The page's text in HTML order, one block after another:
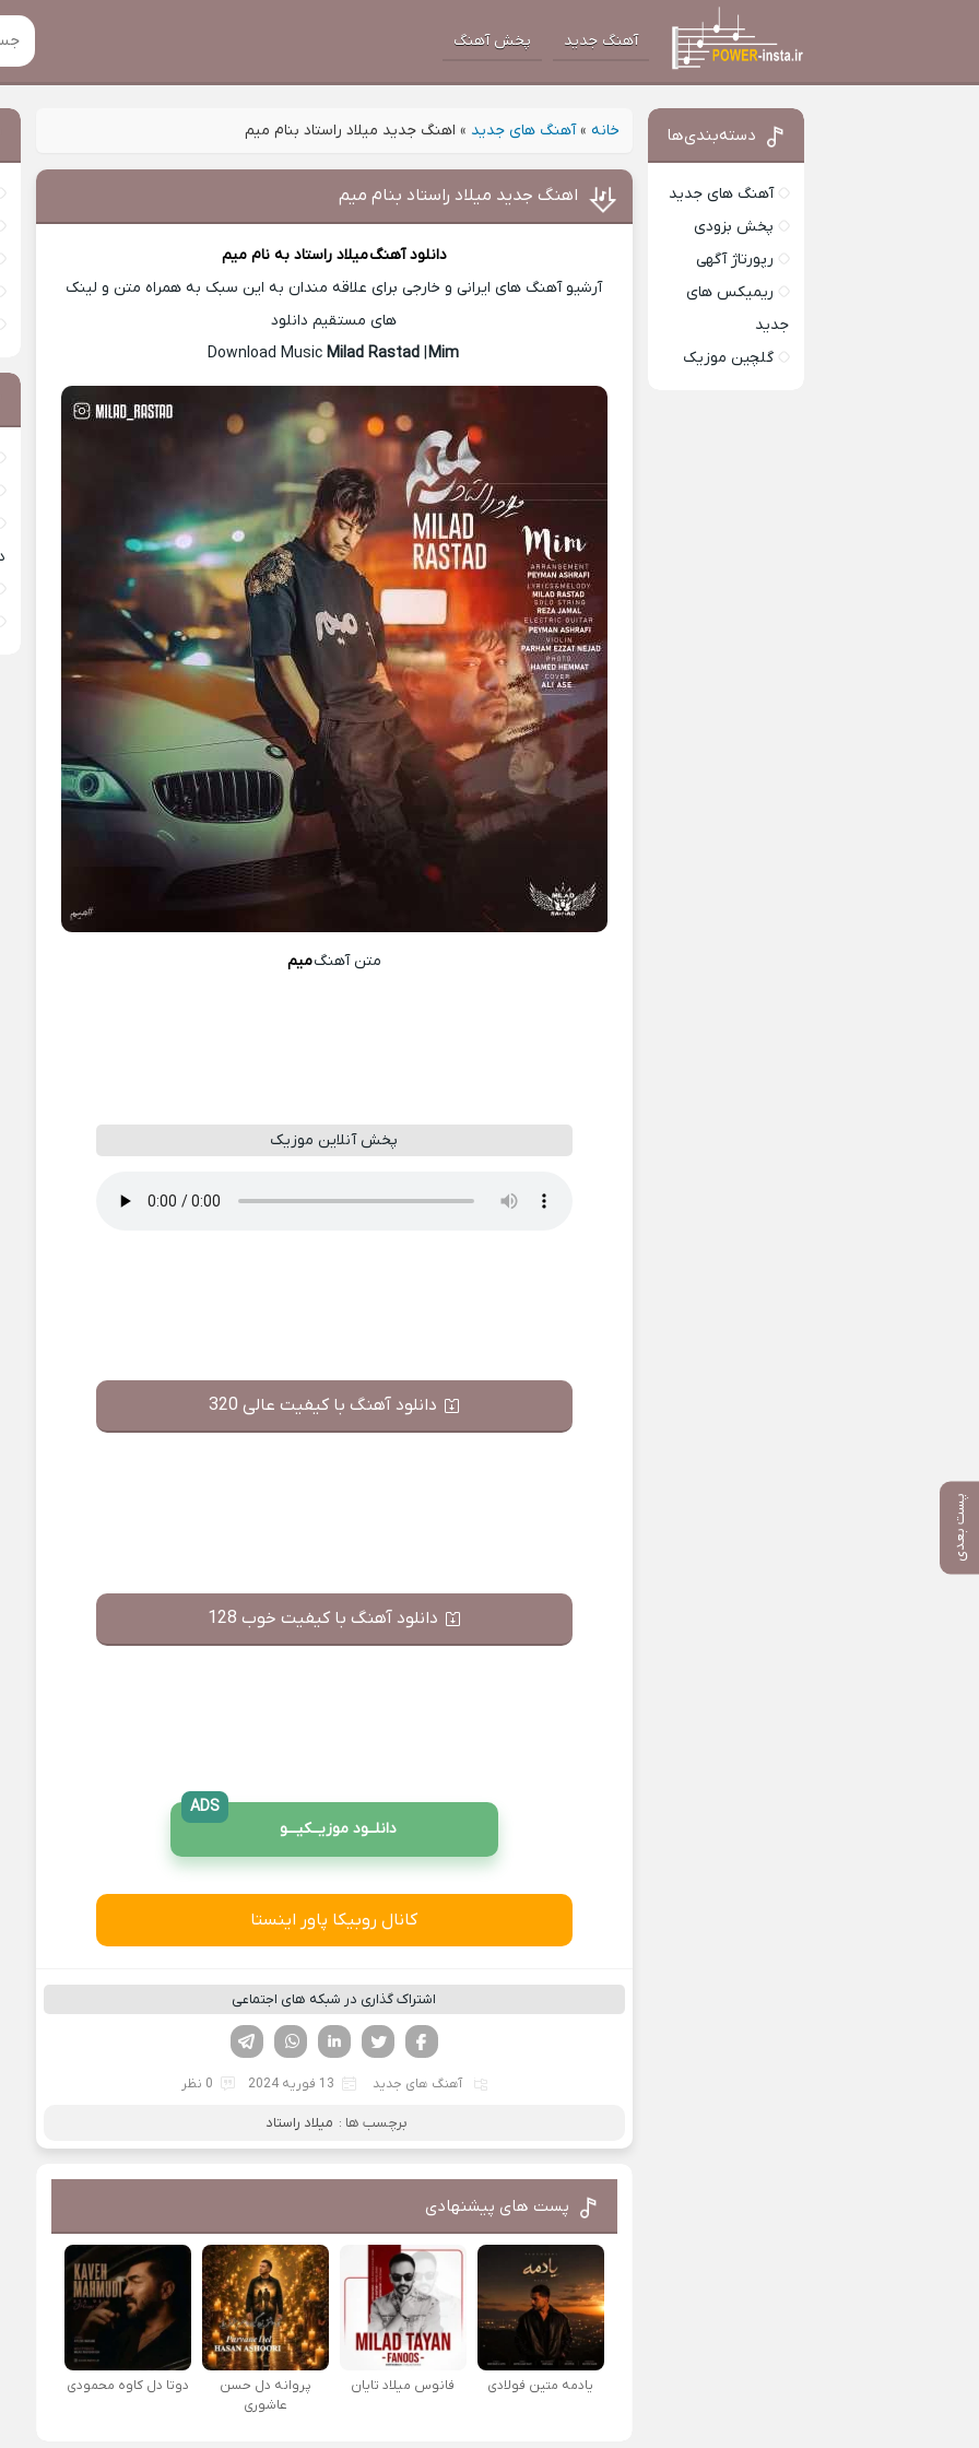
آهنگ جدید پخش آهنگ
خانه »آهنگ های جدید » اهنگ جدید میلاد راستاد بنام میم
پست بعدی
اهنگ جدید میلاد راستاد بنام میم
دانلود آهنگمیلاد راستاد به نام میم
آرشیو آهنگ های ایرانی و خارجی برای علاقه مندان به این سبک به همراه متن و لینک
های مستقیم دانلود
Milad Rastad |Mim
متن آهنگمیم
پخش آنلاین موزیک
دانلود آهنگ با کیفیت عالی 320
دانلود آهنگ با کیفیت خوب 128
دانلــود موزیــکیـــو
ADS
کانال روبیکا پاور اینستا
اشتراک گذاری در شبکه های اجتماعی
لینکدین تویتر
فیسوک
آهنگ های جدید 13 فوریه 2024 0 نظر
برچسب ها : میلاد راستاد
پست های پیشنهادی
یادمه متین فولادی فانوس میلاد تایان
پروانه دل حسن
عاشوری
دوتا دل کاوه محمودی
دسته‌بندی‌ها
آهنگ های جدید
پخش بزودی
رپورتاژ آگهی
ریمیکس های
جدید
گلچین موزیک